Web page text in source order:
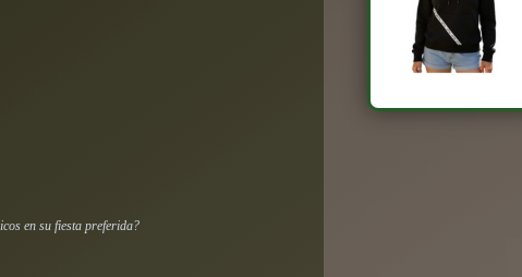
en su fiesta preferida?